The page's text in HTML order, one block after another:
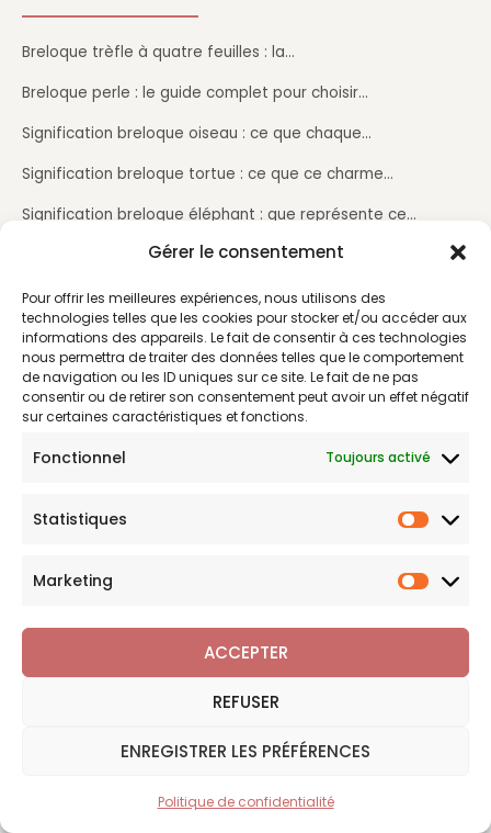
Gérer le consentement
Pour offrir les meilleures expériences, nous utilisons des
technologies telles que les cookies pour stocker et/ou accéder aux
informations des appareils. Le fait de consentir à ces technologies
nous permettra de traiter des données telles que le comportement
de navigation ou les ID uniques sur ce site. Le fait de ne pas
consentir ou de retirer son consentement peut avoir un effet négatif
sur certaines caractéristiques et fonctions.
Fonctionnel Toujours activé
Statistiques
Marketing
ACCEPTER
REFUSER
ENREGISTRER LES PRÉFÉRENCES
Politique de confidentialité
FILTRER
Breloque trèfle à quatre feuilles : la…
Breloque perle : le guide complet pour choisir…
Signification breloque oiseau : ce que chaque…
Signification breloque tortue : ce que ce charme…
Signification breloque éléphant : que représente ce…
Signification de la breloque arbre de vie : ce que…
LE SITE
Accueil
Le blog
Contact
Informations
Blog
A propos